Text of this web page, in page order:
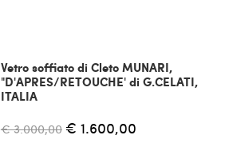
Vetro soffiato di Cleto MUNARI,
"D'APRES/RETOUCHE' di G.CELATI,
ITALIA
€ 3.000,00 € 1.600,00